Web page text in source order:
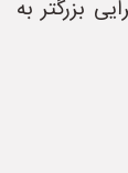
بزرگتر به